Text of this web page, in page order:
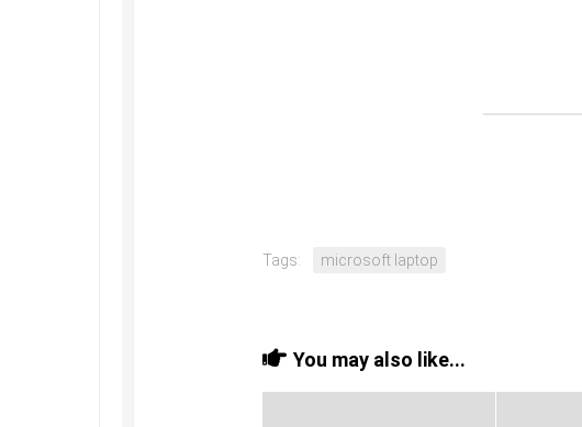
Tags: microsoft laptop
You may also like...